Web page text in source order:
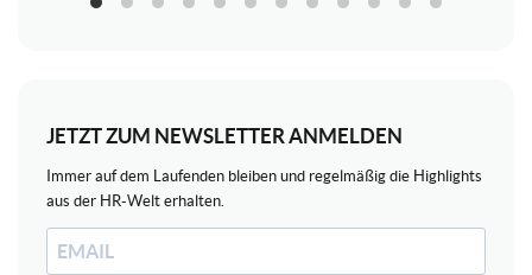
JETZT ZUM NEWSLETTER ANMELDEN
Immer auf dem Laufenden bleiben und regelmäßig die Highlights
aus der HR-Welt erhalten.